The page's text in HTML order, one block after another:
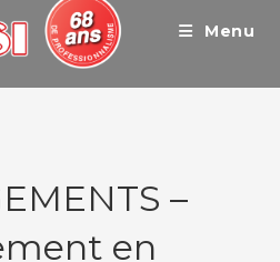
Menu
–
en